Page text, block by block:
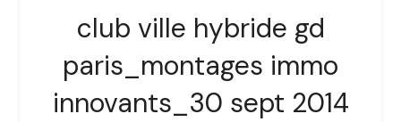
club ville hybride gd
paris_montages immo
innovants_30 sept 2014